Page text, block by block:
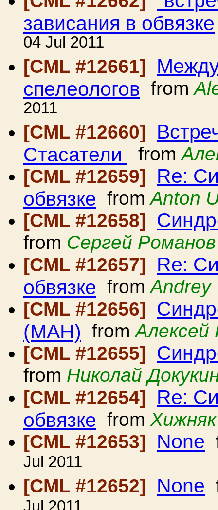
зависания в обвязке
04 Jul 2011
[CML #12661]
спелеологов from
2011
[CML #12660]
Стасатели from
[CML #12659]
Re:
обвязке fromAnton
[CML #12658]
from Сергей Романов
[CML #12657]
Re:
обвязке fromAndrey
[CML #12656]
(МАН) fromАлексей
[CML #12655]
from Николай
[CML #12654]
Re:
обвязке from
[CML #12653]
None
Jul 2011
[CML #12652]
None